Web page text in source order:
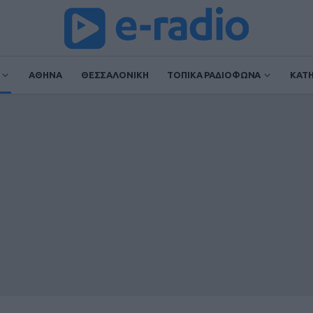
ΑΘΗΝΑ ΘΕΣΣΑΛΟΝΙΚΗ ΤΟΠΙΚΑ ΡΑΔΙΟΦΩΝΑ